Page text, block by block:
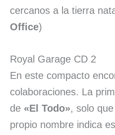
cercanos a la tierra
Office)
Royal Garage CD 2
En este compacto
colaboraciones. La
de «El Todo», solo
propio nombre indica